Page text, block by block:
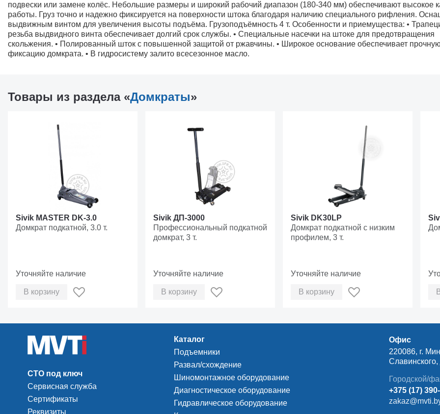
подвески или замене колёс. Небольшие размеры и широкий рабочий диапазон (180-340 мм) обеспечивают высокое
работы. Груз точно и надежно фиксируется на поверхности штока благодаря наличию специального рифления.
выдвижным винтом для увеличения высоты подъёма. Грузоподъёмность 4 т. Особенности и приемущества: •
резьба выдвидного винта обеспечивает долгий срок службы. • Специальные насечки на штоке для предотвращения
скольжения. • Полированный шток с повышенной защитой от ржавчины. • Широкое основание обеспечивает
фиксацию домкрата. • В гидросистему залито всесезонное масло.
Товары из раздела «Домкраты»
Sivik MASTER DK-3.0
Домкрат подкатной, 3.0 т.
Уточняйте наличие
В корзину
Sivik ДП-3000
Профессиональный подкатной
домкрат, 3 т.
Уточняйте наличие
В корзину
Sivik DK30LP
Домкрат подкатной с низким
профилем, 3 т.
Уточняйте наличие
В корзину
СТО под ключ
Сервисная служба
Сертификаты
Реквизиты
Каталог
Подъемники
Развал/схождение
Шиномонтажное оборудование
Диагностическое оборудование
Гидравлическое оборудование
Офис
220086, г.
Городской/
+375 (17)